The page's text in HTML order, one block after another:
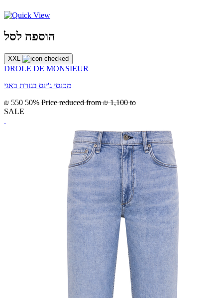
הוספה לסל
XXL
DROLE DE MONSIEUR
מכנסי ג'ינס בגזרת באגי
₪ 550 50% Price reduced from₪ 1,100 to
SALE